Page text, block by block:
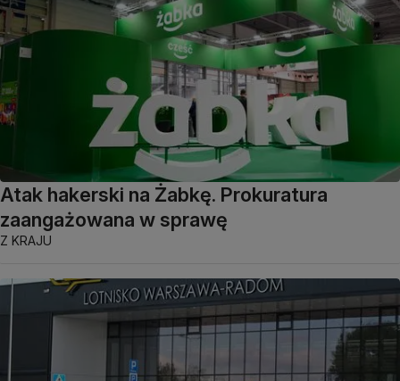
Atak hakerski na Żabkę. Prokuratura
zaangażowana w sprawę
Z KRAJU